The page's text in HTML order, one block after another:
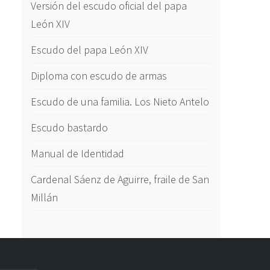
Versión del escudo oficial del papa
León XIV
Escudo del papa León XIV
Diploma con escudo de armas
Escudo de una familia. Los Nieto Antelo
Escudo bastardo
Manual de Identidad
Cardenal Sáenz de Aguirre, fraile de San
Millán